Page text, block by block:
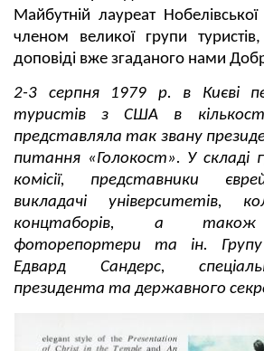
Майбутній лауреат
членом великої групи
доповіді вже згаданого нами
2-3 серпня 1979 р. в Києві
туристів з США в
представляла так звану
питання «Голокост». У складі
комісії, представники
викладачі університетів,
концтаборів, а також
фоторепортери та ін. Групу
Едвард Сандерс,
президента та державного